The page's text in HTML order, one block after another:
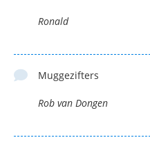
Ronald
Muggezifters
Rob van Dongen